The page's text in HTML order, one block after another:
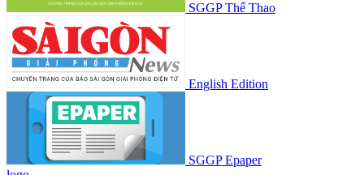
SGGP Thể Thao
English Edition
SGGP Epaper